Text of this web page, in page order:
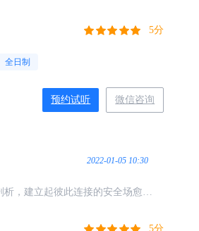
5分
全日制
预约试听 微信咨询
2022-01-05 10:30
，建立起彼此连接的安全场愈，
5分